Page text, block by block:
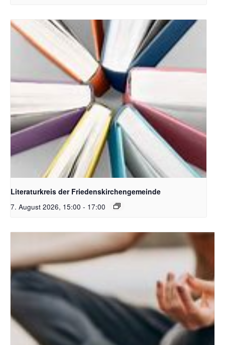
Bildquelle Pixabay
Literaturkreis der Friedenskirchengemeinde
7. August 2026, 15:00 - 17:00